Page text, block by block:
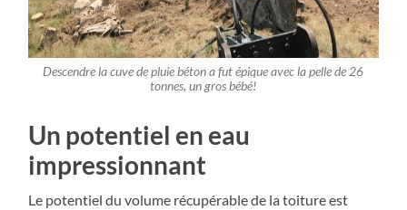
Descendre la cuve de pluie béton a fut épique avec la pelle de 26
tonnes, un gros bébé!
Un potentiel en eau
impressionnant
Le potentiel du volume récupérable de la toiture est